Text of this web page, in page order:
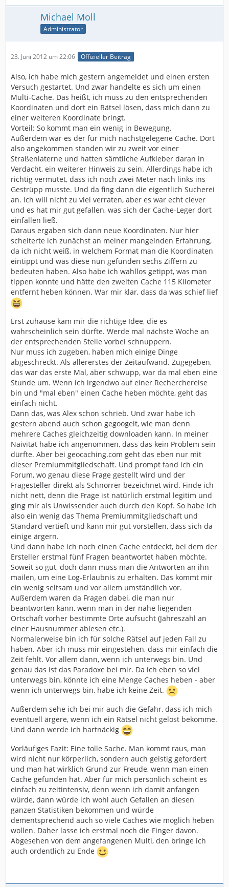
Michael Moll
Administrator
23. Juni 2012 um 22:06 Offizieller Beitrag
Also, ich habe mich gestern angemeldet und einen ersten
Versuch gestartet. Und zwar handelte es sich um einen
Multi-Cache. Das heißt, ich muss zu den entsprechenden
Koordinaten und dort ein Rätsel lösen, dass mich dann zu
einer weiteren Koordinate bringt.
Vorteil: So kommt man ein wenig in Bewegung.
Außerdem war es der für mich nächstgelegene Cache. Dort
also angekommen standen wir zu zweit vor einer
Straßenlaterne und hatten sämtliche Aufkleber daran in
Verdacht, ein weiterer Hinweis zu sein. Allerdings habe ich
richtig vermutet, dass ich noch zwei Meter nach links ins
Gestrüpp musste. Und da fing dann die eigentlich Sucherei
an. Ich will nicht zu viel verraten, aber es war echt clever
und es hat mir gut gefallen, was sich der Cache-Leger dort
einfallen ließ.
Daraus ergaben sich dann neue Koordinaten. Nur hier
scheiterte ich zunächst an meiner mangelnden Erfahrung,
da ich nicht weiß, in welchem Format man die Koordinaten
eintippt und was diese nun gefunden sechs Ziffern zu
bedeuten haben. Also habe ich wahllos getippt, was man
tippen konnte und hätte den zweiten Cache 115 Kilometer
entfernt heben können. War mir klar, dass da was schief lief
Erst zuhause kam mir die richtige Idee, die es
wahrscheinlich sein dürfte. Werde mal nächste Woche an
der entsprechenden Stelle vorbei schnuppern.
Nur muss ich zugeben, haben mich einige Dinge
abgeschreckt. Als allererstes der Zeitaufwand. Zugegeben,
das war das erste Mal, aber schwupp, war da mal eben eine
Stunde um. Wenn ich irgendwo auf einer Recherchereise
bin und "mal eben" einen Cache heben möchte, geht das
einfach nicht.
Dann das, was Alex schon schrieb. Und zwar habe ich
gestern abend auch schon gegoogelt, wie man denn
mehrere Caches gleichzeitig downloaden kann. In meiner
Naivität habe ich angenommen, dass das kein Problem sein
dürfte. Aber bei geocaching.com geht das eben nur mit
dieser Premiummitgliedschaft. Und prompt fand ich ein
Forum, wo genau diese Frage gestellt wird und der
Fragesteller direkt als Schnorrer bezeichnet wird. Finde ich
nicht nett, denn die Frage ist natürlich erstmal legitim und
ging mir als Unwissender auch durch den Kopf. So habe ich
also ein wenig das Thema Premiummitgliedschaft und
Standard vertieft und kann mir gut vorstellen, dass sich da
einige ärgern.
Und dann habe ich noch einen Cache entdeckt, bei dem der
Ersteller erstmal fünf Fragen beantwortet haben möchte.
Soweit so gut, doch dann muss man die Antworten an ihn
mailen, um eine Log-Erlaubnis zu erhalten. Das kommt mir
ein wenig seltsam und vor allem umständlich vor.
Außerdem waren da Fragen dabei, die man nur
beantworten kann, wenn man in der nahe liegenden
Ortschaft vorher bestimmte Orte aufsucht (Jahreszahl an
einer Hausnummer ablesen etc.).
Normalerweise bin ich für solche Rätsel auf jeden Fall zu
haben. Aber ich muss mir eingestehen, dass mir einfach die
Zeit fehlt. Vor allem dann, wenn ich unterwegs bin. Und
genau das ist das Paradoxe bei mir. Da ich eben so viel
unterwegs bin, könnte ich eine Menge Caches heben - aber
wenn ich unterwegs bin, habe ich keine Zeit.
Außerdem sehe ich bei mir auch die Gefahr, dass ich mich
eventuell ärgere, wenn ich ein Rätsel nicht gelöst bekomme.
Und dann werde ich hartnäckig
Vorläufiges Fazit: Eine tolle Sache. Man kommt raus, man
wird nicht nur körperlich, sondern auch geistig gefordert
und man hat wirklich Grund zur Freude, wenn man einen
Cache gefunden hat. Aber für mich persönlich scheint es
einfach zu zeitintensiv, denn wenn ich damit anfangen
würde, dann würde ich wohl auch Gefallen an diesen
ganzen Statistiken bekommen und würde
dementsprechend auch so viele Caches wie möglich heben
wollen. Daher lasse ich erstmal noch die Finger davon.
Abgesehen von dem angefangenen Multi, den bringe ich
auch ordentlich zu Ende